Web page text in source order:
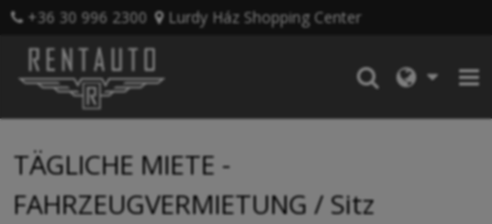
+36 30 996 2300 Lurdy Ház Shopping Center
TÄGLICHE MIETE -
FAHRZEUGVERMIETUNG / Sitz